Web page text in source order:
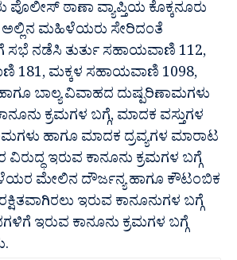
ಠಾಣಾ ವ್ಯಾಪ್ತಿಯ ಕೊಕ್ಕನೂರು
ಅಲ್ಲಿನ ಮಹಿಳೆಯರು ಸೇರಿದಂತೆ
ಸಭೆ ನಡೆಸಿ ತುರ್ತು ಸಹಾಯವಾಣಿ 112,
181, ಮಕ್ಕಳ ಸಹಾಯವಾಣಿ 1098,
ಬಾಲ್ಯ ವಿವಾಹದ ದುಷ್ಪರಿಣಾಮಗಳು
ಕ್ರಮಗಳ ಬಗ್ಗೆ, ಮಾದಕ ವಸ್ತುಗಳ
ಹಾಗೂ ಮಾದಕ ದ್ರವ್ಯಗಳ ಮಾರಾಟ
ಇರುವ ಕಾನೂನು ಕ್ರಮಗಳ ಬಗ್ಗೆ
ಮೇಲಿನ ದೌರ್ಜನ್ಯ ಹಾಗೂ ಕೌಟಂಬಿಕ
ಇರುವ ಕಾನೂನುಗಳ ಬಗ್ಗೆ
ಇರುವ ಕಾನೂನು ಕ್ರಮಗಳ ಬಗ್ಗೆ